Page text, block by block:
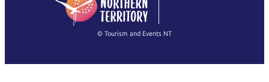
(Singapore)
Français
繁體中文
© Tourism and Events NT